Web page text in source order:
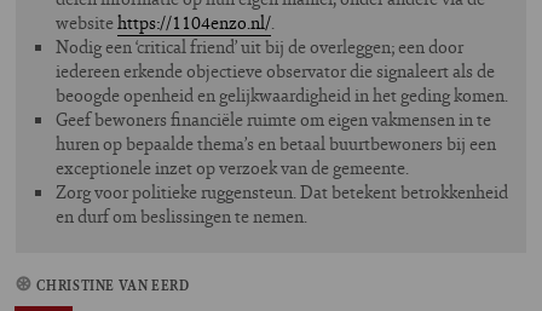
websitehttps://1104enzo.nl/.
Nodig een ‘critical friend’ uit bij de overleggen; een door
iedereen erkende objectieve observator die signaleert als de
beoogde openheid en gelijkwaardigheid in het geding komen.
Geef bewoners financiële ruimte om eigen vakmensen in te
huren op bepaalde thema’s en betaal buurtbewoners bij een
exceptionele inzet op verzoek van de gemeente.
Zorg voor politieke ruggensteun. Dat betekent betrokkenheid
en durf om beslissingen te nemen.
CHRISTINE VAN EERD